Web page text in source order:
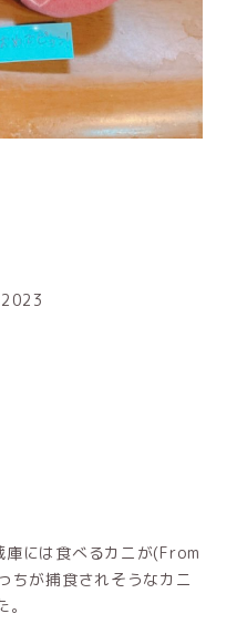
庫には食べるカニが(From
ちが捕食されそうなカニ